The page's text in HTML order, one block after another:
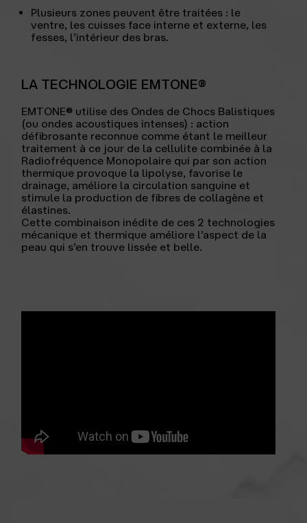
Plusieurs zones peuvent être traitées : le
ventre, les cuisses face interne et externe, les
fesses, l’intérieur des bras.
LA TECHNOLOGIE EMTONE®
EMTONE® utilise des Ondes de Chocs Balistiques
(ou ondes acoustiques intenses) : action
défibrosante reconnue comme étant le meilleur
traitement à ce jour de la cellulite combinée à la
Radiofréquence Monopolaire qui par son action
thermique provoque la lipolyse, favorise le
drainage, améliore la circulation sanguine et
stimule la production de fibres de collagène et
élastines.
Cette combinaison inédite de ces 2 technologies
mécanique et thermique améliore l’aspect de la
peau qui s’en trouve lissée et belle.